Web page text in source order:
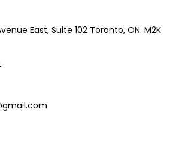
East, Suite 102 Toronto, ON. M2K